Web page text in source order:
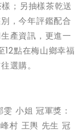
；另抽樣茶乾送
，今年評鑑配合
產資訊，更進一
點在梅山鄉幸福
選購。
小姐 冠軍獎：
村 王輿 先生 冠